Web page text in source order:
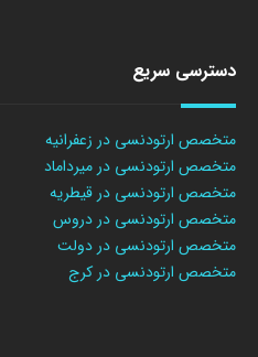
دسترسی سریع
متخصص ارتودنسی در زعفرانیه
متخصص ارتودنسی در میرداماد
متخصص ارتودنسی در قیطریه
متخصص ارتودنسی در دروس
متخصص ارتودنسی در دولت
متخصص ارتودنسی در کرج